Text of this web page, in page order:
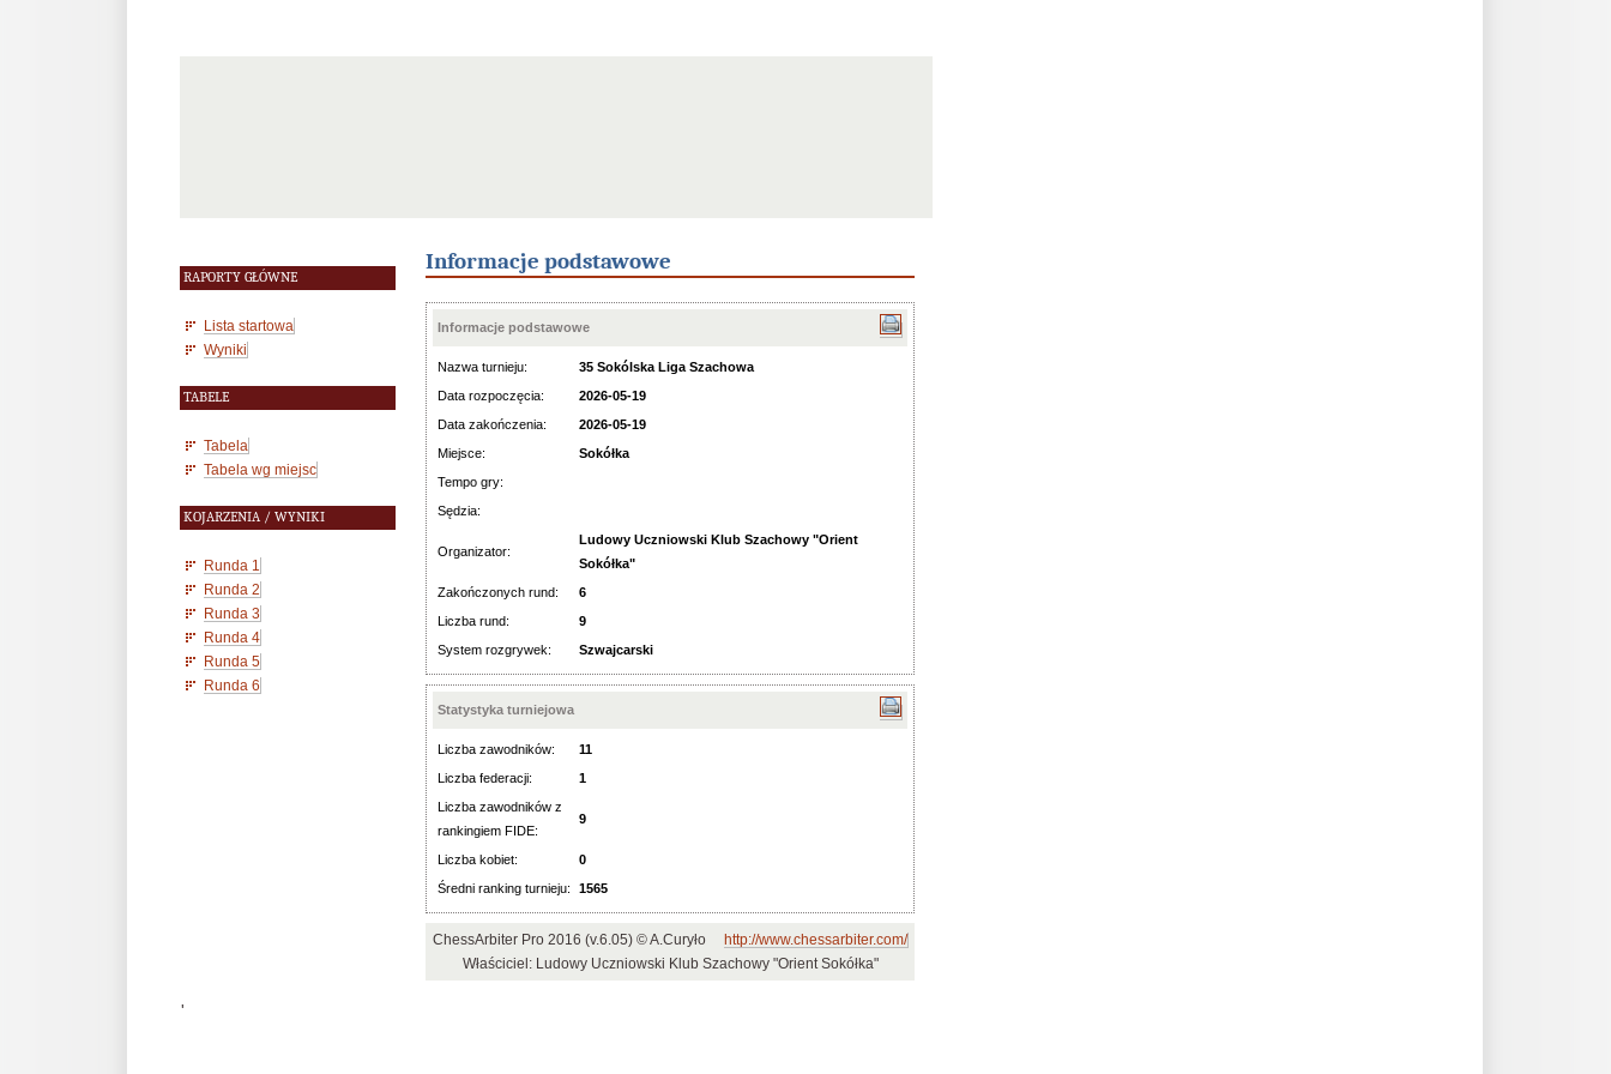
RAPORTY GŁÓWNE
Lista startowa
Wyniki
TABELE
Tabela
Tabela wg miejsc
KOJARZENIA / WYNIKI
Runda 1
Runda 2
Runda 3
Runda 4
Runda 5
Runda 6
Informacje podstawowe
Informacje podstawowe
Nazwa turnieju:
35 Sokólska Liga Szachowa
Data rozpoczęcia:
2026-05-19
Data zakończenia:
2026-05-19
Miejsce:
Sokółka
Tempo gry:
Sędzia:
Organizator:
Ludowy Uczniowski Klub Szachowy "Orient
Sokółka"
Zakończonych rund:
6
Liczba rund:
9
System rozgrywek:
Szwajcarski
Statystyka turniejowa
Liczba zawodników:
11
Liczba federacji:
1
Liczba zawodników z
rankingiem FIDE:
9
Liczba kobiet:
0
Średni ranking turnieju:
1565
ChessArbiter Pro 2016 (v.6.05) © A.Curyło
http://www.chessarbiter.com/
Właściciel: Ludowy Uczniowski Klub Szachowy "Orient Sokółka"
'